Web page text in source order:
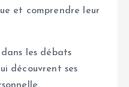
et comprendre leur
les débats
découvrent ses